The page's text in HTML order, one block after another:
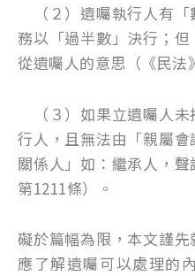
（２）遺囑執行人有「
務以「過半數」決行；
從遺囑人的意思（《民法
（３）如果立遺囑人未
行人，且無法由「親屬
關係人」如：繼承人，聲
第1211條）。
礙於篇幅為限，本文謹
應了解遺囑可以處理的